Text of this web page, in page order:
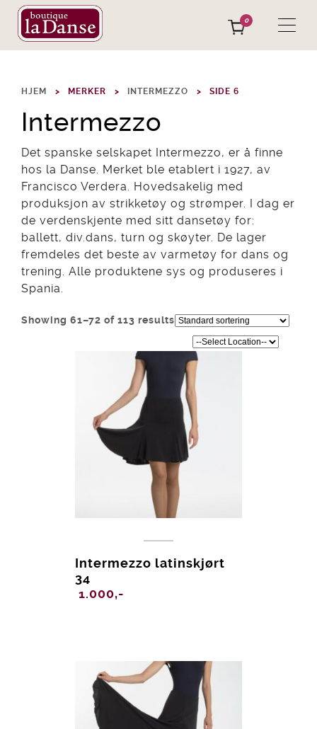
0
HJEM MERKER INTERMEZZO SIDE 6
Intermezzo
Det spanske selskapet Intermezzo, er å finne
hos la Danse. Merket ble etablert i 1927, av
Francisco Verdera. Hovedsakelig med
produksjon av strikketøy og strømper. I dag er
de verdenskjente med sitt dansetøy for:
ballett, div.dans, turn og skøyter. De lager
fremdeles det beste av varmetøy for dans og
trening. Alle produktene sys og produseres i
Spania.
Showing 61–72 of 113 results
Intermezzo latinskjørt
34
1.000,-